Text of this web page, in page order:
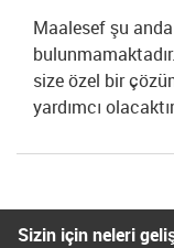
Maalesef şu
size özel bir
yardımcı
Sizin için neleri